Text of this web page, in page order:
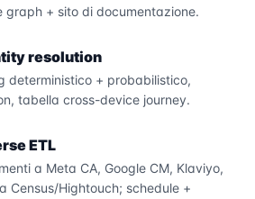
graph + sito di documentazione.
resolution
deterministico + probabilistico,
tabella cross-device journey.
ETL
a Meta CA, Google CM, Klaviyo,
Census/Hightouch; schedule +